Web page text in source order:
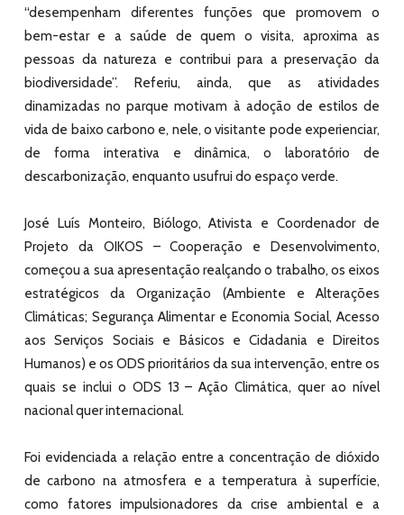
“desempenham diferentes funções que promovem o
bem-estar e a saúde de quem o visita, aproxima as
pessoas da natureza e contribui para a preservação da
biodiversidade”. Referiu, ainda, que as atividades
dinamizadas no parque motivam à adoção de estilos de
vida de baixo carbono e, nele, o visitante pode experienciar,
de forma interativa e dinâmica, o laboratório de
descarbonização, enquanto usufrui do espaço verde.
José Luís Monteiro, Biólogo, Ativista e Coordenador de
Projeto da OIKOS – Cooperação e Desenvolvimento,
começou a sua apresentação realçando o trabalho, os eixos
estratégicos da Organização (Ambiente e Alterações
Climáticas; Segurança Alimentar e Economia Social, Acesso
aos Serviços Sociais e Básicos e Cidadania e Direitos
Humanos) e os ODS prioritários da sua intervenção, entre os
quais se inclui o ODS 13 – Ação Climática, quer ao nível
nacional quer internacional.
Foi evidenciada a relação entre a concentração de dióxido
de carbono na atmosfera e a temperatura à superfície,
como fatores impulsionadores da crise ambiental e a